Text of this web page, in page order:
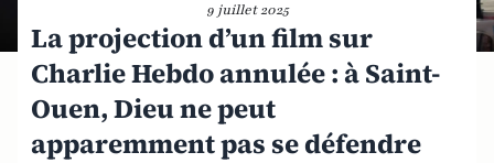
9 juillet 2025
La projection d’un film sur
Charlie Hebdo annulée : à Saint-
Ouen, Dieu ne peut
apparemment pas se défendre